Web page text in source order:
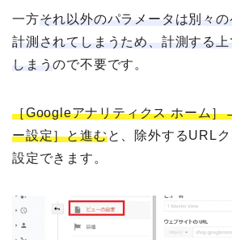
一方それ以外のパラメータは別々
計測されてしまうため、計測する
しまうので不要です。
［Googleアナリティクス ホーム
ー設定］と進むと、除外するURL
設定できます。